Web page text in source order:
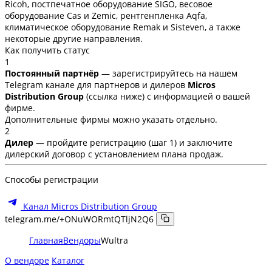
Ricoh, постпечатное оборудование SIGO, весовое
оборудование Cas и Zemic, рентгенпленка Aqfa,
климатическое оборудование Remak и Sisteven, а также
некоторые другие направления.
Как получить статус
1
Постоянный партнёр — зарегистрируйтесь на нашем
Telegram канале для партнеров и дилеров Micros
Distribution Group (ссылка ниже) с информацией о вашей
фирме.
Дополнительные фирмы можно указать отдельно.
2
Дилер — пройдите регистрацию (шаг 1) и заключите
дилерский договор с установлением плана продаж.
Способы регистрации
Канал Micros Distribution Group
telegram.me/+ONuWORmtQTljN2Q6
ГлавнаяВендорыWultra
О вендоре Каталог